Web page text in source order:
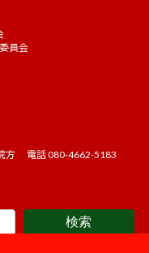
員会
方 電話 080-4662-5183
検索